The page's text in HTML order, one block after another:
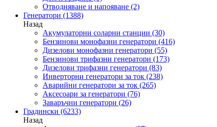
Отводняване и напояване (2)
Генератори (1388)
Назад
Акумулаторни соларни станции (30)
Бензинови монофазни генератори (416)
Дизелови монофазни генератори (55)
Бензинови трифазни генератори (173)
Дизелови трифазни генератори (83)
Инверторни генератори за ток (238)
Аварийни генератори за ток (265)
Аксесоари за генератори (76)
Заваръчни генератори (26)
Градински (6233)
Назад